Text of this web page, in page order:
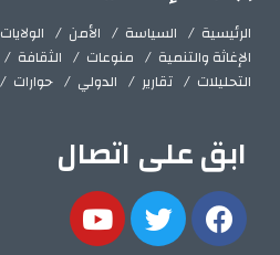
الرئيسية السياسة الأمن الولايات
الإغاثة والتنمية
منوعات الثقافة
التحليلات
تقارير الدولي حوارات
ابق على اتصال